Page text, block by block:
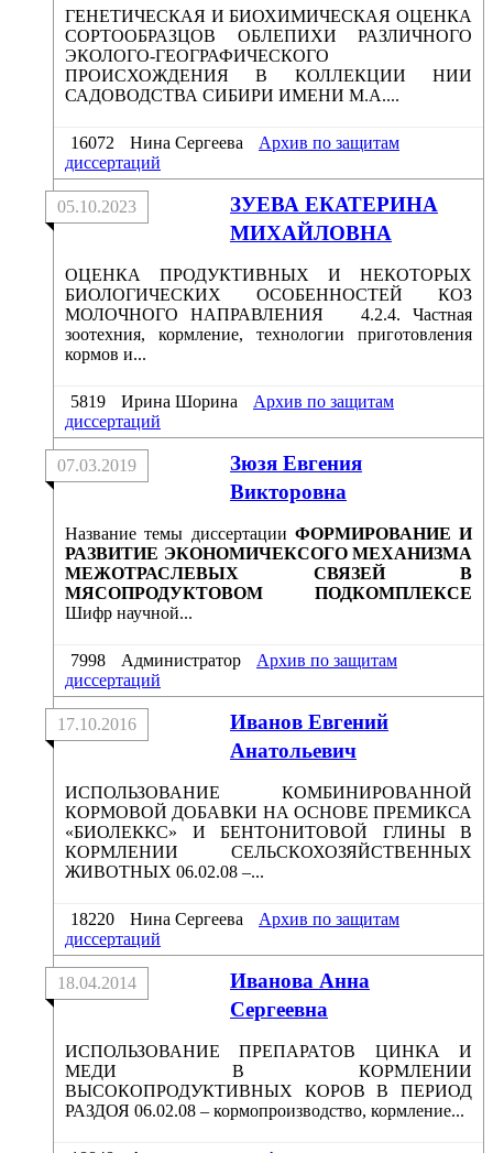
ГЕНЕТИЧЕСКАЯ И БИОХИМИЧЕСКАЯ ОЦЕНКА
СОРТООБРАЗЦОВ ОБЛЕПИХИ РАЗЛИЧНОГО
ЭКОЛОГО-ГЕОГРАФИЧЕСКОГО
ПРОИСХОЖДЕНИЯ В КОЛЛЕКЦИИ НИИ
САДОВОДСТВА СИБИРИ ИМЕНИ М.А....
16072 Нина Сергеева
Архив по защитам
диссертаций
ЗУЕВА ЕКАТЕРИНА
МИХАЙЛОВНА
05.10.2023
ОЦЕНКА ПРОДУКТИВНЫХ И НЕКОТОРЫХ
БИОЛОГИЧЕСКИХ ОСОБЕННОСТЕЙ КОЗ
МОЛОЧНОГО НАПРАВЛЕНИЯ 4.2.4. Частная
зоотехния, кормление, технологии приготовления
кормов и...
5819 Ирина Шорина
Архив по защитам
диссертаций
Зюзя Евгения
Викторовна
07.03.2019
Название темы диссертации ФОРМИРОВАНИЕ И
РАЗВИТИЕ ЭКОНОМИЧЕКСОГО МЕХАНИЗМА
МЕЖОТРАСЛЕВЫХ СВЯЗЕЙ В
МЯСОПРОДУКТОВОМ ПОДКОМПЛЕКСЕ
Шифр научной...
7998 Администратор
Архив по защитам
диссертаций
Иванов Евгений
Анатольевич
17.10.2016
ИСПОЛЬЗОВАНИЕ КОМБИНИРОВАННОЙ
КОРМОВОЙ ДОБАВКИ НА ОСНОВЕ ПРЕМИКСА
«БИОЛЕККС» И БЕНТОНИТОВОЙ ГЛИНЫ В
КОРМЛЕНИИ СЕЛЬСКОХОЗЯЙСТВЕННЫХ
ЖИВОТНЫХ 06.02.08 –...
18220 Нина Сергеева
Архив по защитам
диссертаций
Иванова Анна
Сергеевна
18.04.2014
ИСПОЛЬЗОВАНИЕ ПРЕПАРАТОВ ЦИНКА И
МЕДИ В КОРМЛЕНИИ
ВЫСОКОПРОДУКТИВНЫХ КОРОВ В ПЕРИОД
РАЗДОЯ 06.02.08 – кормопроизводство, кормление...